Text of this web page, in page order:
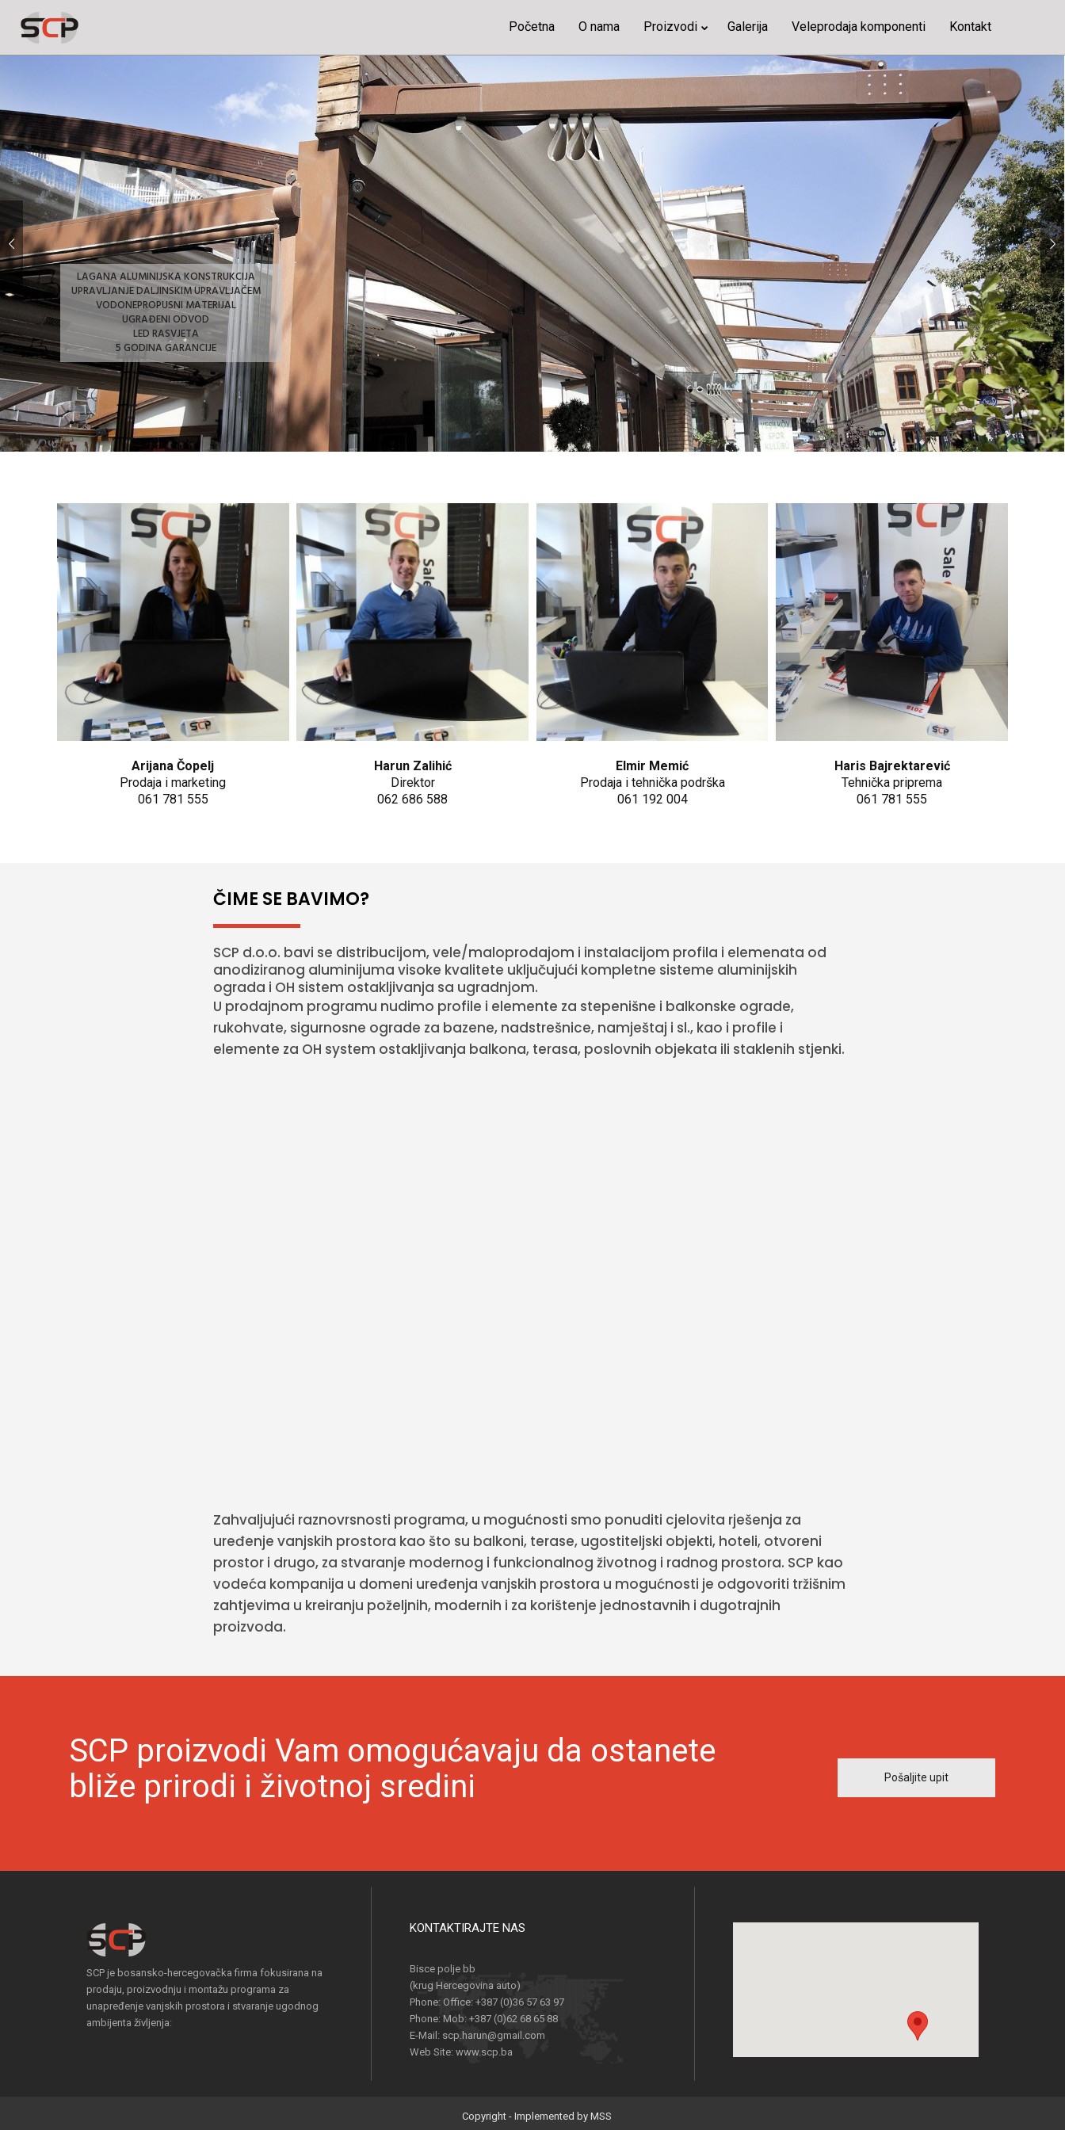
Početna O nama Proizvodi Galerija Veleprodaja komponenti Kontakt
LAGANA ALUMINIJSKA KONSTRUKCIJA
UPRAVLJANJE DALJINSKIM UPRAVLJAČEM
VODONEPROPUSNI MATERIJAL
UGRAĐENI ODVOD
LED RASVJETA
5 GODINA GARANCIJE
Arijana Čopelj
Prodaja i marketing
061 781 555
Harun Zalihić
Direktor
062 686 588
Elmir Memić
Prodaja i tehnička podrška
061 192 004
Haris Bajrektarević
Tehnička priprema
061 781 555
ČIME SE BAVIMO?
SCP d.o.o. bavi se distribucijom, vele/maloprodajom i instalacijom profila i elemenata od
anodiziranog aluminijuma visoke kvalitete uključujući kompletne sisteme aluminijskih
ograda i OH sistem ostakljivanja sa ugradnjom.
U prodajnom programu nudimo profile i elemente za stepenišne i balkonske ograde,
rukohvate, sigurnosne ograde za bazene, nadstrešnice, namještaj i sl., kao i profile i
elemente za OH system ostakljivanja balkona, terasa, poslovnih objekata ili staklenih stjenki.
Zahvaljujući raznovrsnosti programa, u mogućnosti smo ponuditi cjelovita rješenja za
uređenje vanjskih prostora kao što su balkoni, terase, ugostiteljski objekti, hoteli, otvoreni
prostor i drugo, za stvaranje modernog i funkcionalnog životnog i radnog prostora. SCP kao
vodeća kompanija u domeni uređenja vanjskih prostora u mogućnosti je odgovoriti tržišnim
zahtjevima u kreiranju poželjnih, modernih i za korištenje jednostavnih i dugotrajnih
proizvoda.
SCP proizvodi Vam omogućavaju da ostanete
bliže prirodi i životnoj sredini
Pošaljite upit
SCP je bosansko-hercegovačka firma fokusirana na
prodaju, proizvodnju i montažu programa za
unapređenje vanjskih prostora i stvaranje ugodnog
ambijenta življenja:
KONTAKTIRAJTE NAS
Bisce polje bb
(krug Hercegovina auto)
Phone: Office: +387 (0)36 57 63 97
Phone: Mob: +387 (0)62 68 65 88
E-Mail: scp.harun@gmail.com
Web Site: www.scp.ba
Copyright - Implemented by MSS